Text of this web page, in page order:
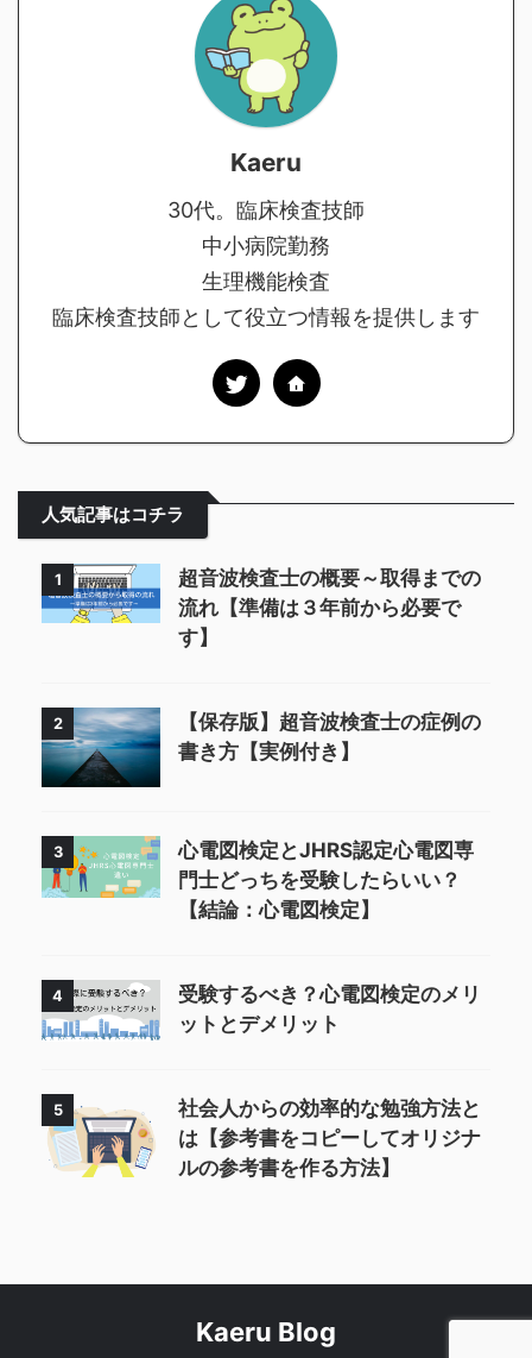
Kaeru
30代。臨床検査技師
中小病院勤務
生理機能検査
臨床検査技師として役立つ情報を提供します
人気記事はコチラ
1
超音波検査士の概要～取得までの
流れ【準備は３年前から必要で
す】
2
【保存版】超音波検査士の症例の
書き方【実例付き】
3
心電図検定とJHRS認定心電図専
門士どっちを受験したらいい？
【結論：心電図検定】
4
受験するべき？心電図検定のメリ
ットとデメリット
5
社会人からの効率的な勉強方法と
は【参考書をコピーしてオリジナ
ルの参考書を作る方法】
Kaeru Blog